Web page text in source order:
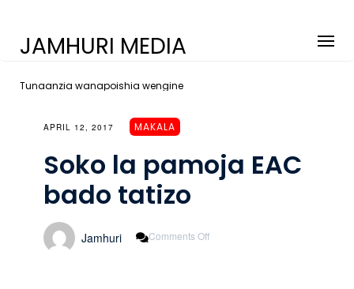
JAMHURI MEDIA
Tunaanzia wanapoishia wengine
APRIL 12, 2017 MAKALA
Soko la pamoja EAC
bado tatizo
Jamhuri Comments Off